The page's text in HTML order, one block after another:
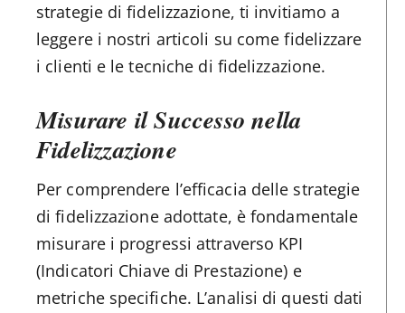
strategie di fidelizzazione, ti invitiamo a
leggere i nostri articoli su come fidelizzare
i clienti e le tecniche di fidelizzazione.
Misurare il Successo nella
Fidelizzazione
Per comprendere l’efficacia delle strategie
di fidelizzazione adottate, è fondamentale
misurare i progressi attraverso KPI
(Indicatori Chiave di Prestazione) e
metriche specifiche. L’analisi di questi dati